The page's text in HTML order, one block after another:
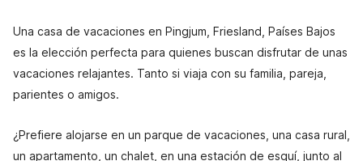
Una casa de vacaciones en Pingjum, Friesland, Países Bajos
es la elección perfecta para quienes buscan disfrutar de unas
vacaciones relajantes. Tanto si viaja con su familia, pareja,
parientes o amigos.
¿Prefiere alojarse en un parque de vacaciones, una casa rural,
un apartamento, un chalet, en una estación de esquí, junto al